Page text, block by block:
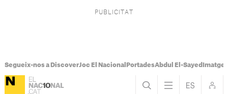
Segueix-nos a DiscoverJoc El Nacional PortadesAbdul El-Sayed